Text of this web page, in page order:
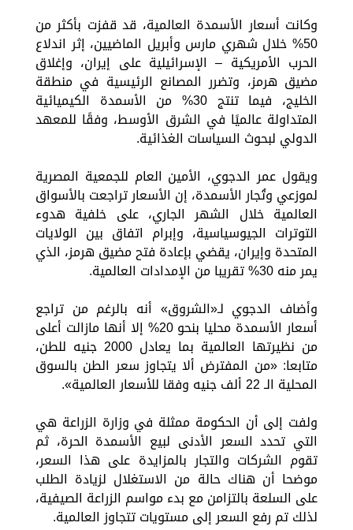
وكانت أسعار الأسمدة العالمية، قد قفزت بأكثر من
50% خلال شهري مارس وأبريل الماضيين، إثر اندلاع
الحرب الأمريكية – الإسرائيلية على إيران، وإغلاق
مضيق هرمز، وتضرر المصانع الرئيسية في منطقة
الخليج، فيما تنتج 30% من الأسمدة الكيميائية
المتداولة عالميًا في الشرق الأوسط، وفقًا للمعهد
الدولي لبحوث السياسات الغذائية.
ويقول عمر الدجوي، الأمين العام للجمعية المصرية
لموزعي وتُجار الأسمدة، إن الأسعار تراجعت بالأسواق
العالمية خلال الشهر الجاري، على خلفية هدوء
التوترات الجيوسياسية، وإبرام اتفاق بين الولايات
المتحدة وإيران، يقضي بإعادة فتح مضيق هرمز، الذي
يمر منه 30% تقريبا من الإمدادات العالمية.
وأضاف الدجوي لـ«الشروق» أنه بالرغم من تراجع
أسعار الأسمدة محليا بنحو 20% إلا أنها مازالت أعلى
من نظيرتها العالمية بما يعادل 2000 جنيه للطن،
متابعا: «من المفترض ألا يتجاوز سعر الطن بالسوق
المحلية الـ 22 ألف جنيه وفقا للأسعار العالمية».
ولفت إلى أن الحكومة ممثلة في وزارة الزراعة هي
التي تحدد السعر الأدنى لبيع الأسمدة الحرة، ثم
تقوم الشركات والتجار بالمزايدة على هذا السعر،
موضحا أن هناك حالة من الاستغلال لزيادة الطلب
على السلعة بالتزامن مع بدء مواسم الزراعة الصيفية،
لذلك تم رفع السعر إلى مستويات تتجاوز العالمية.